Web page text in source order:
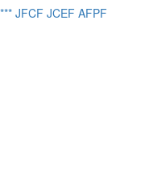
JFCF JCEF AFPF